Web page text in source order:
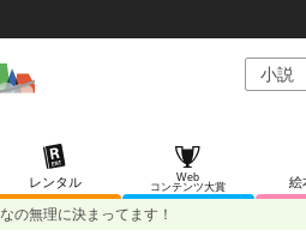
レンタル
Web
コンテンツ大賞
絵
の無理に決まってます！